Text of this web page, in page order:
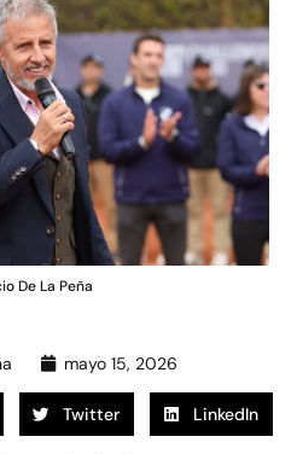
De La Peña
mayo 15, 2026
Twitter LinkedIn